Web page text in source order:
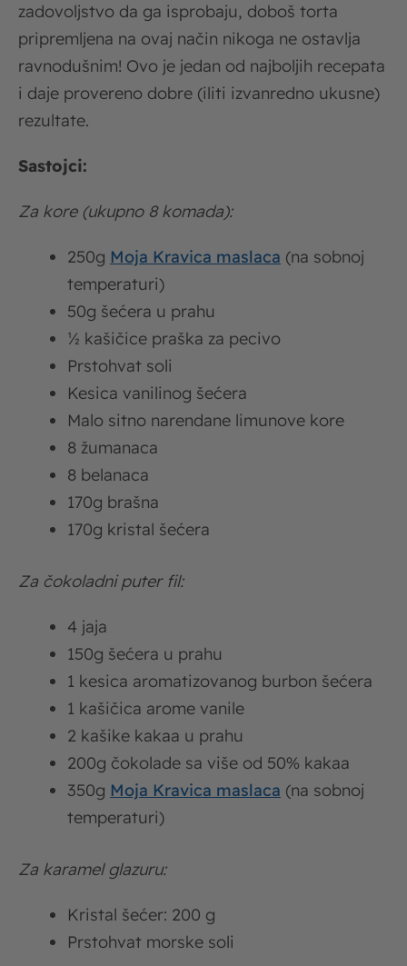
zadovoljstvo da ga isprobaju, doboš torta
pripremljena na ovaj način nikoga ne ostavlja
ravnodušnim! Ovo je jedan od najboljih recepata
i daje provereno dobre (iliti izvanredno ukusne)
rezultate.
Sastojci:
Za kore (ukupno 8 komada):
250g Moja Kravica maslaca (na sobnoj
temperaturi)
50g šećera u prahu
½ kašičice praška za pecivo
Prstohvat soli
Kesica vanilinog šećera
Malo sitno narendane limunove kore
8 žumanaca
8 belanaca
170g brašna
170g kristal šećera
Za čokoladni puter fil:
4 jaja
150g šećera u prahu
1 kesica aromatizovanog burbon šećera
1 kašičica arome vanile
2 kašike kakaa u prahu
200g čokolade sa više od 50% kakaa
350g Moja Kravica maslaca (na sobnoj
temperaturi)
Za karamel glazuru:
Kristal šećer: 200 g
Prstohvat morske soli